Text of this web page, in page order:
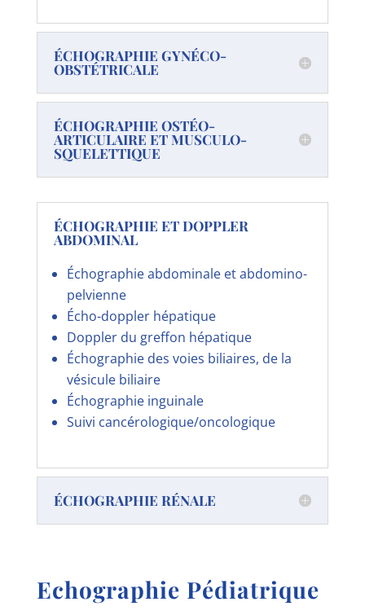
ÉCHOGRAPHIE GYNÉCO-
OBSTÉTRICALE
ÉCHOGRAPHIE OSTÉO-
ARTICULAIRE ET MUSCULO-
SQUELETTIQUE
ÉCHOGRAPHIE ET DOPPLER
ABDOMINAL
Échographie abdominale et abdomino-
pelvienne
Écho-doppler hépatique
Doppler du greffon hépatique
Échographie des voies biliaires, de la
vésicule biliaire
Échographie inguinale
Suivi cancérologique/oncologique
ÉCHOGRAPHIE RÉNALE
Echographie Pédiatrique